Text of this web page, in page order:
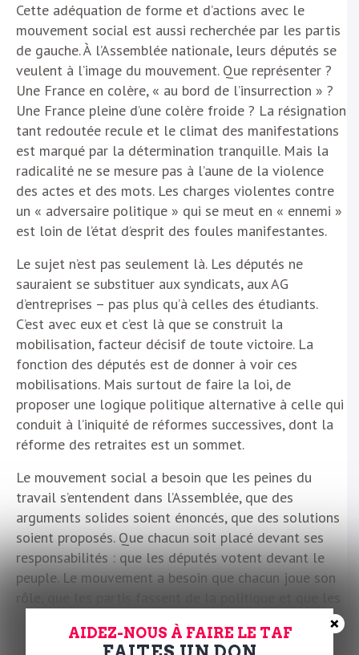
Cette adéquation de forme et d’actions avec le
mouvement social est aussi recherchée par les partis
de gauche. À l’Assemblée nationale, leurs députés se
veulent à l’image du mouvement. Que représenter ?
Une France en colère, « au bord de l’insurrection » ?
Une France pleine d’une colère froide ? La résignation
tant redoutée recule et le climat des manifestations
est marqué par la détermination tranquille. Mais la
radicalité ne se mesure pas à l’aune de la violence
des actes et des mots. Les charges violentes contre
un « adversaire politique » qui se meut en « ennemi »
est loin de l’état d’esprit des foules manifestantes.
Le sujet n’est pas seulement là. Les députés ne
sauraient se substituer aux syndicats, aux AG
d’entreprises – pas plus qu’à celles des étudiants.
C’est avec eux et c’est là que se construit la
mobilisation, facteur décisif de toute victoire. La
fonction des députés est de donner à voir ces
mobilisations. Mais surtout de faire la loi, de
proposer une logique politique alternative à celle qui
conduit à l’iniquité de réformes successives, dont la
réforme des retraites est un sommet.
Le mouvement social a besoin que les peines du
travail s’entendent dans l’Assemblée, que des
arguments solides soient énoncés, que des solutions
soient proposés. Que chacun soit placé devant ses
responsabilités : que les députés votent devant le
peuple. Le mouvement a besoin que chacun joue son
rôle, que les partis fassent de la politique et que les
C’est d’autant plus nécessaire que le Rassemblement
AIDEZ-NOUS À FAIRE LE TAF ×